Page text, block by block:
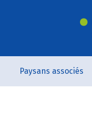
Paysans associés